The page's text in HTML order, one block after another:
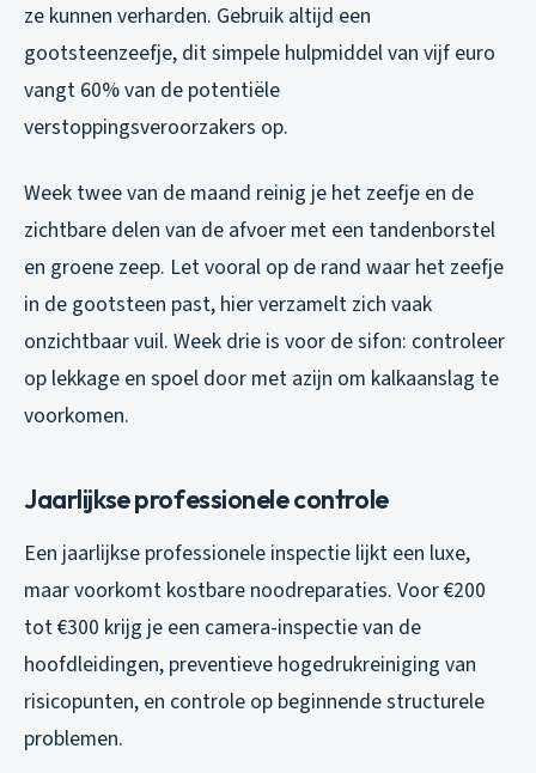
ze kunnen verharden. Gebruik altijd een
gootsteenzeefje, dit simpele hulpmiddel van vijf euro
vangt 60% van de potentiële
verstoppingsveroorzakers op.
Week twee van de maand reinig je het zeefje en de
zichtbare delen van de afvoer met een tandenborstel
en groene zeep. Let vooral op de rand waar het zeefje
in de gootsteen past, hier verzamelt zich vaak
onzichtbaar vuil. Week drie is voor de sifon: controleer
op lekkage en spoel door met azijn om kalkaanslag te
voorkomen.
Jaarlijkse professionele controle
Een jaarlijkse professionele inspectie lijkt een luxe,
maar voorkomt kostbare noodreparaties. Voor €200
tot €300 krijg je een camera-inspectie van de
hoofdleidingen, preventieve hogedrukreiniging van
risicopunten, en controle op beginnende structurele
problemen.